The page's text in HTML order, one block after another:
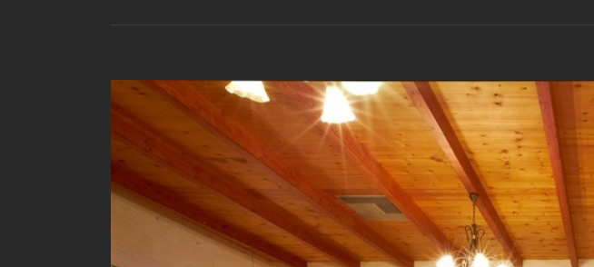
View
Larger